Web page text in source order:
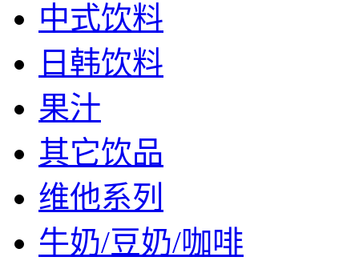
中式饮料
日韩饮料
果汁
其它饮品
维他系列
牛奶/豆奶/咖啡